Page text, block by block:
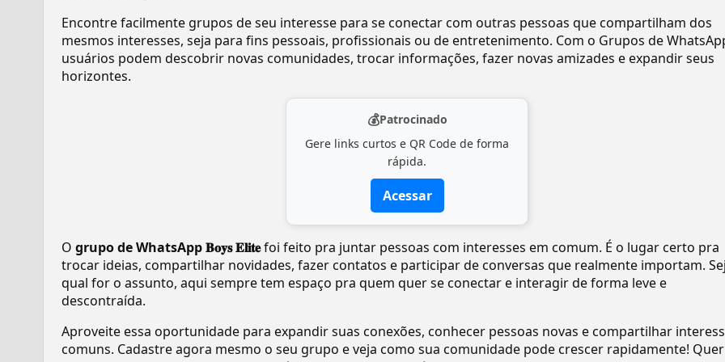
Encontre facilmente grupos de seu interesse para se conectar com outras pessoas que compartilham dos
mesmos interesses, seja para fins pessoais, profissionais ou de entretenimento. Com o Grupos de
usuários podem descobrir novas comunidades, trocar informações, fazer novas amizades e expandir seus
horizontes.
💰Patrocinado
Gere links curtos e QR Code de forma
rápida.
Acessar
O grupo de WhatsApp 𝐁𝐨𝐲𝐬 𝐄𝐥𝐢𝐭𝐞foi feito pra juntar pessoas com interesses em comum. É o lugar certo pra
trocar ideias, compartilhar novidades, fazer contatos e participar de conversas que realmente importam.
qual for o assunto, aqui sempre tem espaço pra quem quer se conectar e interagir de forma leve e
descontraída.
Aproveite essa oportunidade para expandir suas conexões, conhecer pessoas novas e compartilhar
comuns. Cadastre agora mesmo o seu grupo e veja como sua comunidade pode crescer rapidamente! Quer